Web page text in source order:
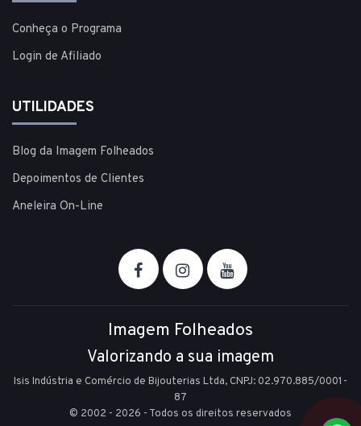
Conheça o Programa
Login de Afiliado
UTILIDADES
Blog da Imagem Folheados
Depoimentos de Clientes
Aneleira On-Line
Imagem Folheados
Valorizando a sua imagem
Isis Indústria e Comércio de Bijouterias Ltda, CNPJ: 02.970.885/0001-
87
© 2002 - 2026 - Todos os direitos reservados